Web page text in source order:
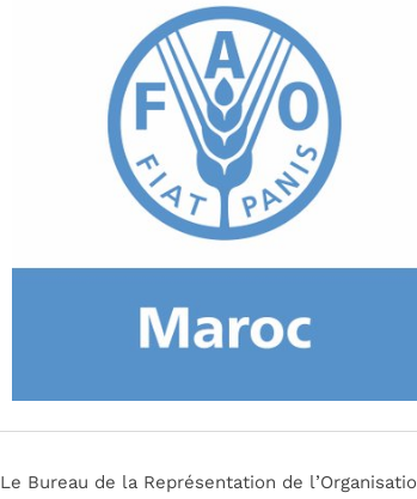
Le Bureau de la Représentation de